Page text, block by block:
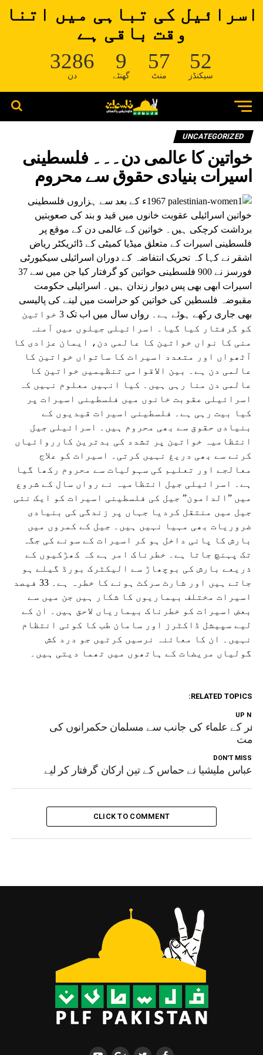
اسرائیل کی تباہی میں اتنا
وقت باقی ہے
3286
دن
9
گھنٹے
57
منٹ
52
سیکنڈز
UNCATEGORIZED
خواتین کا عالمی دن۔۔۔ فلسطینی
اسیرات بنیادی حقوق سے محروم
1967ء کے بعد سے ہزاروں فلسطینی
خواتین اسرائیلی عقوبت خانوں میں قید و بند کی صعوبتیں
برداشت کرچکی ہیں۔ خواتین کے عالمی دن کے موقع پر
فلسطینی اسیرات کے متعلق میڈیا کمیٹی کے ڈائریکٹر ریاض
اشقر نے کہا کہ تحریک انتفاضہ کے دوران اسرائیلی سیکیورٹی
فورسز نے 900 فلسطینی خواتین کو گرفتار کیا جن میں سے 37
اسیرات ابھی بھی پس دیوار زندان ہیں۔ اسرائیلی حکومت
مقبوضہ فلسطین کی خواتین کو حراست میں لینے کی پالیسی
بھی جاری رکھے ہوئے ہے۔ رواں سال میں اب تک 3 خواتین
کو گرفتار کیا گیا۔ اسرائیلی جیلوں میں آمنہ
منی کا نواں خواتین کا عالمی دن، ایمان عزادی کا
آٹھواں اور متعدد اسیرات کا ساتواں خواتین کا
عالمی دن ہے۔ بین الاقوامی تنظیمیں خواتین کا
عالمی دن منا رہی ہیں۔ کیا انہیں معلوم نہیں کہ
اسرائیلی عقوبت خانوں میں فلسطینی اسیرات پر
کیا بیت رہی ہے۔ فلسطینی اسیرات قیدیوں کے
بنیادی حقوق سے بھی محروم ہیں۔ اسرائیلی جیل
انتظامیہ خواتین پر تشدد کی بدترین کارروائیاں
کرنے سے بھی دریغ نہیں کرتی۔ اسیرات کو علاج
معالجے اور تعلیم کی سہولیات سے محروم رکھا گیا
ہے۔ اسرائیلی جیل انتظامیہ نے رواں سال کے شروع
میں ”الدامون” جیل کی فلسطینی اسیرات کو ایک نئی
جیل میں منتقل کردیا جہاں پر زندگی کی بنیادی
ضروریات بھی مہیا نہیں ہیں۔ جیل کے کمروں میں
بارش کا پانی داخل ہو کر اسیرات کے سونے کی جگہ
تک پہنچ جاتا ہے۔ خطرناک امر ہے کہ کھڑکیوں کے
ذریعے بارش کی بوچھاڑ سے الیکٹرک بورڈ گیلے ہو
جاتے ہیں اور شارٹ سرکٹ ہونے کا خطرہ ہے۔ 33 فیصد
اسیرات مختلف بیماریوں کا شکار ہیں جن میں سے
بعض اسیرات کو خطرناک بیماریاں لاحق ہیں۔ ان کے
لیے سپیشل ڈاکٹرز اور سامان طب کا کوئی انتظام
نہیں۔ ان کا معائنہ نرسیں کرتیں جو درد کش
گولیاں مریضات کے ہاتھوں میں تھما دیتی ہیں۔
RELATED TOPICS:
UP
کے علماء کی جانب سے مسلمان حکمرانوں کی
DON'T MISS
عباس ملیشیا نے حماس کے تین ارکان گرفتار کر لیے
CLICK TO COMMENT